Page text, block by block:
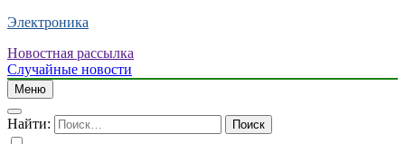
Электроника
Новостная рассылка
Случайные новости
Меню
Найти: